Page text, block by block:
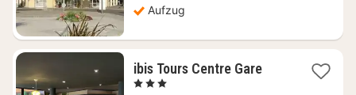
Aufzug
ibis Tours Centre Gare1
, 3 Sterne